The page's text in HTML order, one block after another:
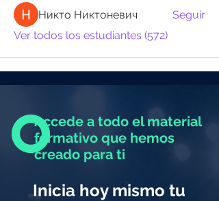
Никто Никтоневич
Seguir
Ver todos los estudiantes (572)
Accede a todo el material
formativo que hemos
creado para ti
Inicia hoy mismo tu